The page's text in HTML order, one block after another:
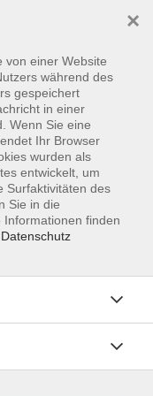
von einer Website
während des
gespeichert
in einer
Wenn Sie eine
Ihr Browser
wurden als
entwickelt, um
Surfaktivitäten des
Sie in die
Informationen finden
Datenschutz
×